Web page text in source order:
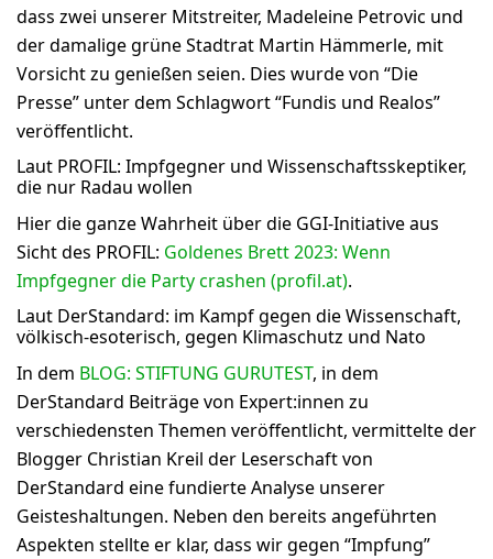
dass zwei unserer Mitstreiter, Madeleine Petrovic und
der damalige grüne Stadtrat Martin Hämmerle, mit
Vorsicht zu genießen seien. Dies wurde von “Die
Presse” unter dem Schlagwort “Fundis und Realos”
veröffentlicht.
Laut PROFIL: Impfgegner und Wissenschaftsskeptiker,
die nur Radau wollen
Hier die ganze Wahrheit über die GGI-Initiative aus
Sicht des PROFIL: Goldenes Brett 2023: Wenn
Impfgegner die Party crashen (profil.at).
Laut DerStandard: im Kampf gegen die Wissenschaft,
völkisch-esoterisch, gegen Klimaschutz und Nato
In dem BLOG: STIFTUNG GURUTEST, in dem
DerStandard Beiträge von Expert:innen zu
verschiedensten Themen veröffentlicht, vermittelte der
Blogger Christian Kreil der Leserschaft von
DerStandard eine fundierte Analyse unserer
Geisteshaltungen. Neben den bereits angeführten
Aspekten stellte er klar, dass wir gegen “Impfung”